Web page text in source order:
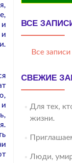
ВСЕ
Все
СВЕЖИЕ
Для тех,
жизни.
Люди,